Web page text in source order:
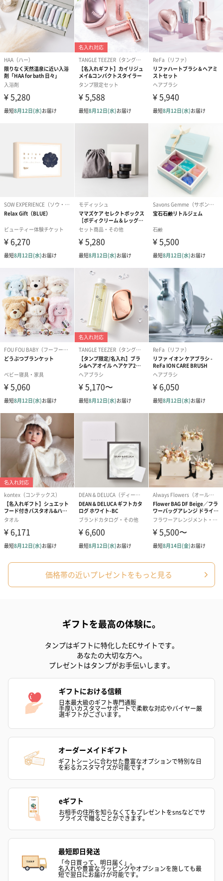
愛らしいぬいぐるみを同梱してお届けします。
誕生日・記念日・出産祝いなどのシーンにおすすめです。
ル）（1,760円
紅茶・コーヒー・スイーツ
紅茶・コーヒー・スイーツを同梱してお届けいたします。ギフト
への＋αにおすすめです。
アールグレイ（HAPPY
BIRTHDAY TO YOU）
（660円）
アールグレイティー
（660円）
フルーツティ
円）
スイーツ
スイーツを同梱してお届けいたします。ギフトへの＋αにおすすめ
ゼリーバウム カット
（レモン＆紅茶）（432
円）
麦わらパンダバウム
（バナナ味）（540円）
3層デザート
ェ〜国産フル
り〜 3号（864
スキンケアグッズ
スキンケアグッズを同梱してお届けします。
ハンドクリーム3本セッ
ト【ありがとう】
（1,100円）
シャワージェル＆ハン
ドクリーム（ピンクグ
レープフルーツ）
（2,145円）
シャワージェ
円）
リラックスグッズ
リラックスグッズを同梱してお届けします。
かき氷入浴剤4点セット
（ブルー）（748円）
かき氷入浴剤4点セット
（イエロー）（748円）
バスフラワー
価格帯の近いプレゼントをもっと見る
ギフトを最高の体験に。
タンプはギフトに特化したECサイトです。
あなたの大切な方へ。
プレゼントはタンプがお手伝いします。
ギフトにおける信頼
日本最大級のギフト専門通販
手厚いカスタマーサポートで柔軟な対応やバイヤー厳
選ギフトがございます。
オーダーメイドギフト
ギフトシーンに合わせた豊富なオプションで特別な日
を彩るカスタマイズが可能です。
eギフト
お相手の住所を知らなくてもプレゼントをsnsなどでサ
プライズで贈ることができます。
最短即日発送
「今日買って、明日届く」。
名入れや豊富なラッピングやオプションを施しても最
短で翌日にお届けが可能です。